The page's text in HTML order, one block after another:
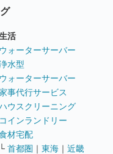
活
ウォーターサーバー
水型
ウォーターサーバー
事代行サービス
ウスクリーニング
コインランドリー
材宅配
└ 首都圏 ｜ 東海 ｜ 近畿